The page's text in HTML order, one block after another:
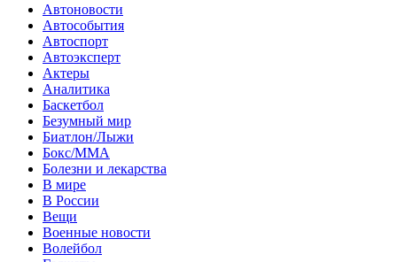
Автоновости
Автособытия
Автоспорт
Автоэксперт
Актеры
Аналитика
Баскетбол
Безумный мир
Биатлон/Лыжи
Бокс/MMA
Болезни и лекарства
В мире
В России
Вещи
Военные новости
Волейбол